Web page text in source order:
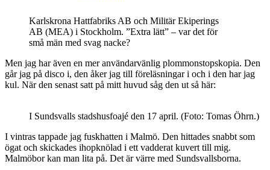
Karlskrona Hattfabriks AB och Militär Ekiperings
AB (MEA) i Stockholm. ”Extra lätt” – var det för
små män med svag nacke?
Men jag har även en mer användarvänlig plommonstopskopia. Den
går jag på disco i, den åker jag till föreläsningar i och i den har jag
kul. När den senast satt på mitt huvud såg den ut så här:
I Sundsvalls stadshusfoajé den 17 april. (Foto: Tomas Öhrn.)
I vintras tappade jag fuskhatten i Malmö. Den hittades snabbt som
ögat och skickades ihopknölad i ett vadderat kuvert till mig.
Malmöbor kan man lita på. Det är värre med Sundsvallsborna.